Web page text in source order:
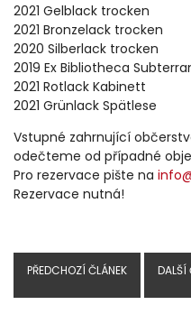
2021 Gelblack trocken
2021 Bronzelack trocken
2020 Silberlack trocken
2019 Ex Bibliotheca
2021 Rotlack Kabinett
2021 Grünlack Spätlese
Vstupné zahrnující
odečteme od případné
Pro rezervace pište na
Rezervace nutná!
PŘEDCHOZÍ ČLÁNEK DALŠÍ